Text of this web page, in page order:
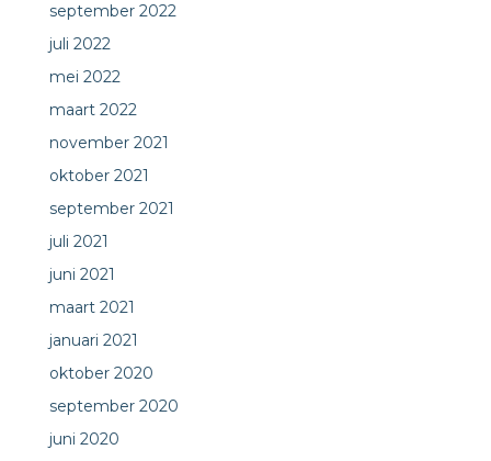
september 2022
juli 2022
mei 2022
maart 2022
november 2021
oktober 2021
september 2021
juli 2021
juni 2021
maart 2021
januari 2021
oktober 2020
september 2020
juni 2020